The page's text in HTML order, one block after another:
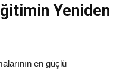
Yeniden
en güçlü